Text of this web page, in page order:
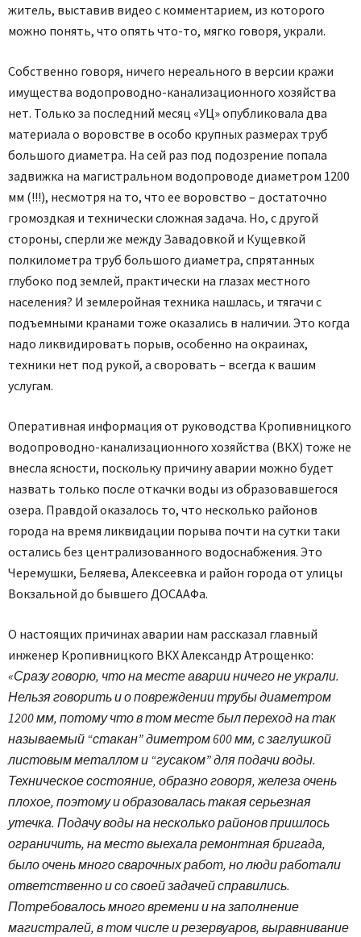
житель, выставив видео с комментарием, из которого
можно понять, что опять что-то, мягко говоря, украли.
Собственно говоря, ничего нереального в версии кражи
имущества водопроводно-канализационного хозяйства
нет. Только за последний месяц «УЦ» опубликовала два
материала о воровстве в особо крупных размерах труб
большого диаметра. На сей раз под подозрение попала
задвижка на магистральном водопроводе диаметром 1200
мм (!!!), несмотря на то, что ее воровство – достаточно
громоздкая и технически сложная задача. Но, с другой
стороны, сперли же между Завадовкой и Кущевкой
полкилометра труб большого диаметра, спрятанных
глубоко под землей, практически на глазах местного
населения? И землеройная техника нашлась, и тягачи с
подъемными кранами тоже оказались в наличии. Это когда
надо ликвидировать порыв, особенно на окраинах,
техники нет под рукой, а своровать – всегда к вашим
услугам.
Оперативная информация от руководства Кропивницкого
водопроводно-канализационного хозяйства (ВКХ) тоже не
внесла ясности, поскольку причину аварии можно будет
назвать только после откачки воды из образовавшегося
озера. Правдой оказалось то, что несколько районов
города на время ликвидации порыва почти на сутки таки
остались без централизованного водоснабжения. Это
Черемушки, Беляева, Алексеевка и район города от улицы
Вокзальной до бывшего ДОСААФа.
О настоящих причинах аварии нам рассказал главный
инженер Кропивницкого ВКХ Александр Атрощенко:
«Сразу говорю, что на месте аварии ничего не украли.
Нельзя говорить и о повреждении трубы диаметром
1200 мм, потому что в том месте был переход на так
называемый “стакан” диметром 600 мм, с заглушкой
листовым металлом и “гусаком” для подачи воды.
Техническое состояние, образно говоря, железа очень
плохое, поэтому и образовалась такая серьезная
утечка. Подачу воды на несколько районов пришлось
ограничить, на место выехала ремонтная бригада,
было очень много сварочных работ, но люди работали
ответственно и со своей задачей справились.
Потребовалось много времени и на заполнение
магистралей, в том числе и резервуаров, выравнивание